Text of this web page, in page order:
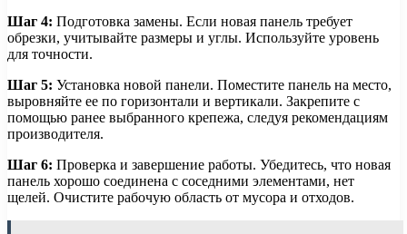
Шаг 4: Подготовка замены. Если новая панель требует
обрезки, учитывайте размеры и углы. Используйте уровень
для точности.
Шаг 5: Установка новой панели. Поместите панель на место,
выровняйте ее по горизонтали и вертикали. Закрепите с
помощью ранее выбранного крепежа, следуя рекомендациям
производителя.
Шаг 6: Проверка и завершение работы. Убедитесь, что новая
панель хорошо соединена с соседними элементами, нет
щелей. Очистите рабочую область от мусора и отходов.